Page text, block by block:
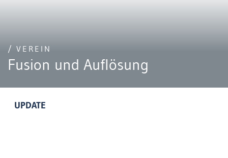
/ VEREIN
Fusion und Auflösung
UPDATE